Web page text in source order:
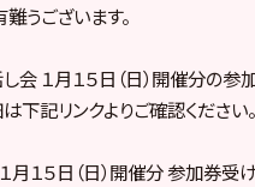
うございます。
会 １月１５日（日）開催分の参
下記リンクよりご確認ください。
月１５日（日）開催分 参加券